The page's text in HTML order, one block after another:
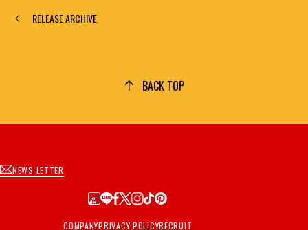
RELEASE ARCHIVE
BACK TOP
NEWS LETTER
COMPANYPRIVACY POLICYRECRUIT